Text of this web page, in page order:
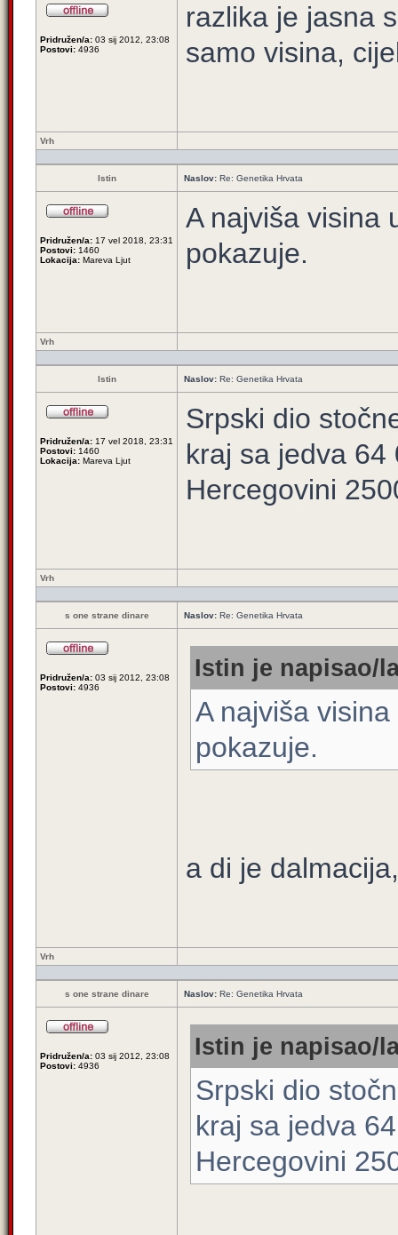
Pridružen/a: 03 sij 2012, 23:08
Postovi: 4936
razlika je jasna
samo visina,
Vrh
Istin Naslov: Re: Genetika Hrvata
Pridružen/a: 17 vel 2018, 23:31
Postovi: 1460
Lokacija: Mareva Ljut
A najviša visina
pokazuje.
Vrh
Istin Naslov: Re: Genetika Hrvata
Pridružen/a: 17 vel 2018, 23:31
Postovi: 1460
Lokacija: Mareva Ljut
Srpski dio
kraj sa jedva
Hercegovini
Vrh
s one strane dinare Naslov: Re: Genetika Hrvata
Pridružen/a: 03 sij 2012, 23:08
Postovi: 4936
Istin je napisao/
A najviša
pokazuje.
a di je
Vrh
s one strane dinare Naslov: Re: Genetika Hrvata
Pridružen/a: 03 sij 2012, 23:08
Postovi: 4936
Istin je napisao/
Srpski dio
kraj sa jedva
Hercegovini